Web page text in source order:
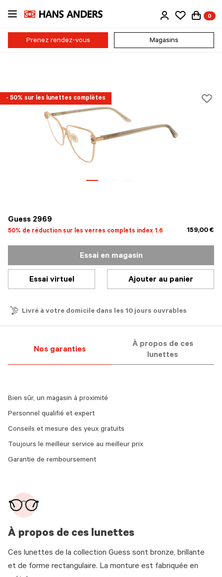
Passer
contenu
principal
0
Prenez rendez-vous Magasins
- 50% sur les lunettes complètes
Guess 2969
50% de réduction sur les verres complets index 1.6 159,00 €
Essai en magasin
Essai virtuel Ajouter au panier
Livré à votre domicile dans les 10 jours ouvrables
Nos garanties
À propos de ces
lunettes
À propos de ces lunettes
Ces lunettes de la collection Guess sont bronze, brillante
et de forme rectangulaire. La monture est fabriquée en
Bien sûr, un magasin à proximité
Personnel qualifié et expert
Conseils et mesure des yeux gratuits
Toujours le meilleur service au meilleur prix
Garantie de remboursement